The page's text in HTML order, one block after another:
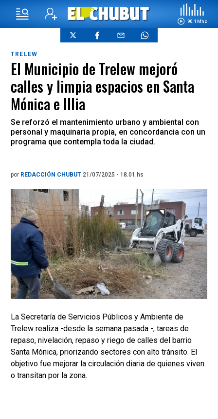
90.1 Mhz
TRELEW
El Municipio de Trelew mejoró
calles y limpia espacios en Santa
Mónica e Illia
Se reforzó el mantenimiento urbano y ambiental con
personal y maquinaria propia, en concordancia con un
programa que contempla toda la ciudad.
por REDACCIÓN CHUBUT 21/07/2025 - 18.01.hs
La Secretaría de Servicios Públicos y Ambiente de
Trelew realiza -desde la semana pasada -, tareas de
repaso, nivelación, repaso y riego de calles del barrio
Santa Mónica, priorizando sectores con alto tránsito. El
objetivo fue mejorar la circulación diaria de quienes viven
o transitan por la zona.